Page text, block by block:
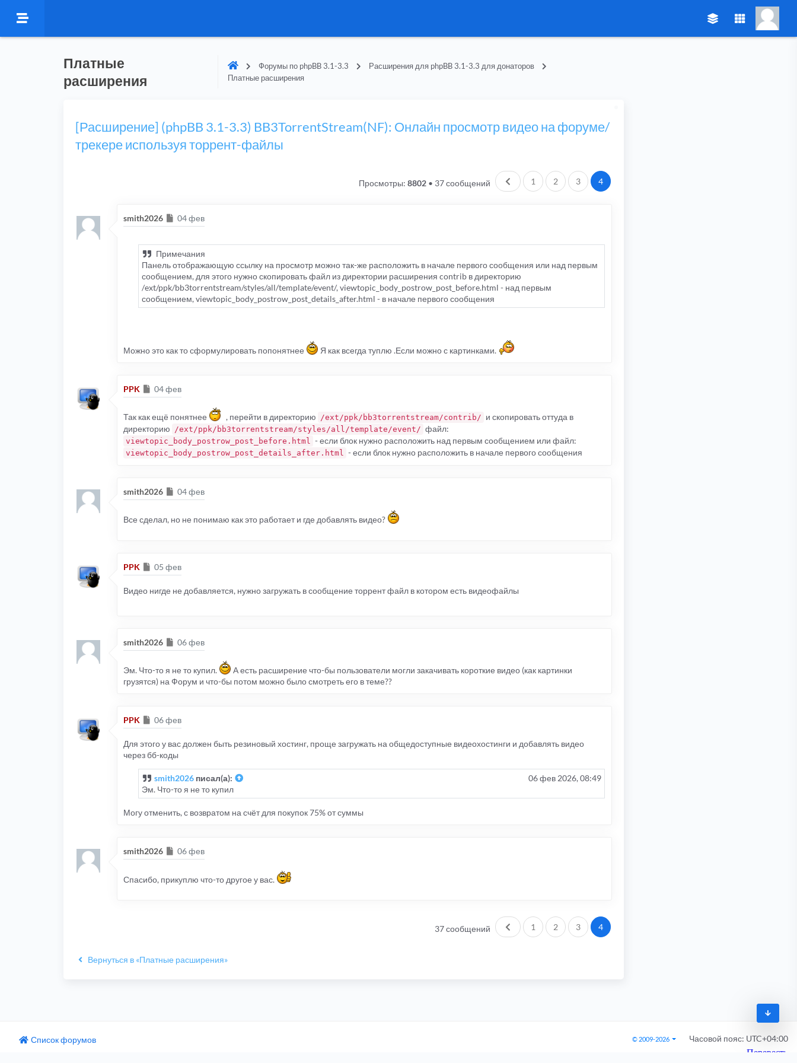
Платные
расширения
Форумы по phpBB 3.1-3.3
Расширения для phpBB 3.1-3.3 для донаторов
Платные расширения
[Расширение] (phpBB 3.1-3.3) BB3TorrentStream(NF): Онлайн просмотр видео на форуме/
трекере используя торрент-файлы
37 сообщений Пред.
1 2 3 4
Просмотры: 8802•
smith2026 Сообщение
04 фев
Примечания
Панель отображающую ссылку на просмотр можно так-же расположить в начале первого сообщения или над первым
сообщением, для этого нужно скопировать файл из директории расширения contrib в директорию
/ext/ppk/bb3torrentstream/styles/all/template/event/, viewtopic_body_postrow_post_before.html - над первым
сообщением, viewtopic_body_postrow_post_details_after.html - в начале первого сообщения
Можно это как то сформулировать попонятнее Я как всегда туплю .Если можно с картинками.
PPK Сообщение
04 фев
Так как ещё понятнее , перейти в директорию /ext/ppk/bb3torrentstream/contrib/ и скопировать оттуда в
директорию /ext/ppk/bb3torrentstream/styles/all/template/event/ файл:
viewtopic_body_postrow_post_before.html - если блок нужно расположить над первым сообщением или файл:
viewtopic_body_postrow_post_details_after.html - если блок нужно расположить в начале первого сообщения
smith2026 Сообщение
04 фев
Все сделал, но не понимаю как это работает и где добавлять видео?
PPK Сообщение
05 фев
Видео нигде не добавляется, нужно загружать в сообщение торрент файл в котором есть видеофайлы
smith2026 Сообщение
06 фев
Эм. Что-то я не то купил.
А есть расширение что-бы пользователи могли закачивать короткие видео (как картинки
грузятся) на Форум и что-бы потом можно было смотреть его в теме??
PPK Сообщение
06 фев
Для этого у вас должен быть резиновый хостинг, проще загружать на общедоступные видеохостинги и добавлять видео
через бб-коды
smith2026писал(а):
06 фев 2026, 08:49
Эм. Что-то я не то купил
Могу отменить, с возвратом на счёт для покупок 75% от суммы
smith2026 Сообщение
06 фев
Спасибо, прикуплю что-то другое у вас.
37 сообщений Пред.
1 2 3 4
Вернуться в «Платные расширения»
Список форумов © 2009-2026 Часовой пояс: UTC+04:00